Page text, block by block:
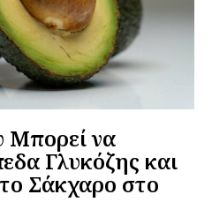
να
Γλυκόζης και
Σάκχαρο στο